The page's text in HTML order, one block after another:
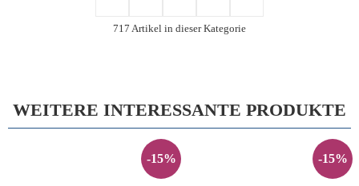
717 Artikel in dieser Kategorie
WEITERE INTERESSANTE PRODUKTE
-15% -15%